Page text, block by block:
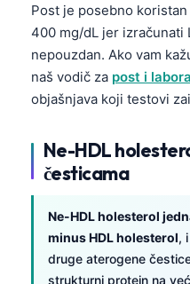
Post je posebno
400 mg/dL jer izračunati
nepouzdan. Ako vam
naš vodič za post i
objašnjava koji testovi
Ne-HDL
česticama
Ne-HDL holesterol
minus HDL holesterol,
druge aterogene
strukturni protein na
Български
हिन्दी
Bahasa Indonesia
Հայերեն
Íslenska
Српски језик
Svenska